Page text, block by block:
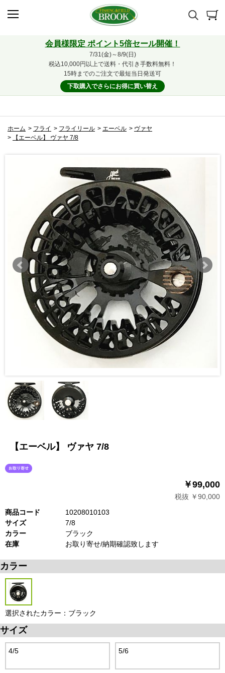
会員様限定 ポイント5倍セール開催！
7/31(金)～8/9(日)
税込10,000円以上で送料・代引き手数料無料！
15時までのご注文で最短当日発送可
下取購入でさらにお得に買い替え
ホーム > フライ > フライリール > エーベル > ヴァヤ
>
【エーベル】 ヴァヤ 7/8
【エーベル】 ヴァヤ 7/8
￥99,000
税抜 ￥90,000
商品コード
10208010103
サイズ
7/8
カラー
ブラック
在庫
お取り寄せ/納期確認致します
カラー
選択されたカラー：ブラック
サイズ
4/5 5/6